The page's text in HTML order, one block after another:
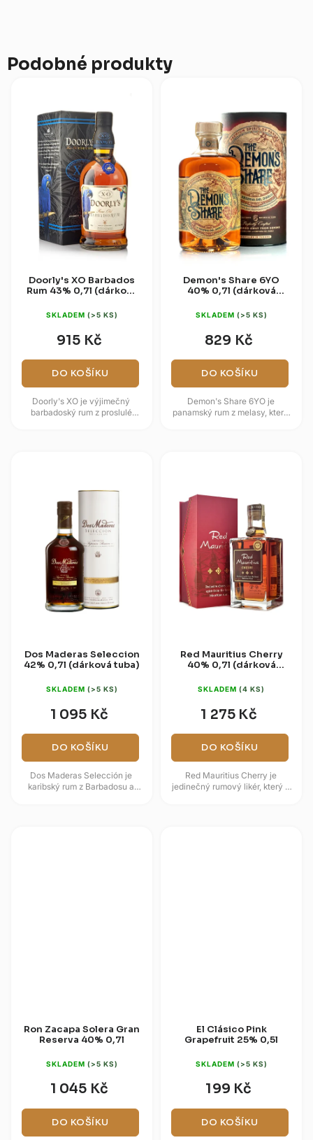
Podobné produkty
Doorly's XO Barbados
Rum 43% 0,7l (dárková
SKLADEM (>5 KS)
915 Kč
DO KOŠÍKU
Doorly's XO je výjimečný
barbadoský rum z proslulé
Demon's Share 6YO
40% 0,7l (dárková
SKLADEM (>5 KS)
829 Kč
DO KOŠÍKU
Demon's Share 6YO je
panamský rum z melasy, který
Dos Maderas Seleccion
42% 0,7l (dárková tuba)
SKLADEM (>5 KS)
1 095 Kč
DO KOŠÍKU
Dos Maderas Selección je
karibský rum z Barbadosu a
Red Mauritius Cherry
40% 0,7l (dárková
SKLADEM (4 KS)
1 275 Kč
DO KOŠÍKU
Red Mauritius Cherry je
jedinečný rumový likér, který v
Ron Zacapa Solera Gran
Reserva 40% 0,7l
SKLADEM (>5 KS)
1 045 Kč
DO KOŠÍKU
El Clásico Pink
Grapefruit 25% 0,5l
SKLADEM (>5 KS)
199 Kč
DO KOŠÍKU